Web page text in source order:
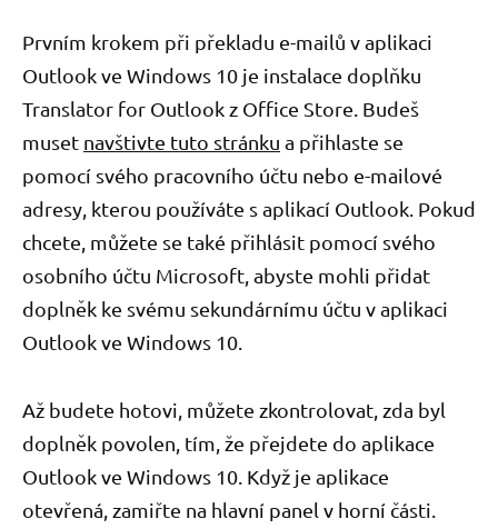
Prvním krokem při překladu e-mailů v aplikaci
Outlook ve Windows 10 je instalace doplňku
Translator for Outlook z Office Store. Budeš
muset navštivte tuto stránku a přihlaste se
pomocí svého pracovního účtu nebo e-mailové
adresy, kterou používáte s aplikací Outlook. Pokud
chcete, můžete se také přihlásit pomocí svého
osobního účtu Microsoft, abyste mohli přidat
doplněk ke svému sekundárnímu účtu v aplikaci
Outlook ve Windows 10.
Až budete hotovi, můžete zkontrolovat, zda byl
doplněk povolen, tím, že přejdete do aplikace
Outlook ve Windows 10. Když je aplikace
otevřená, zamiřte na hlavní panel v horní části.